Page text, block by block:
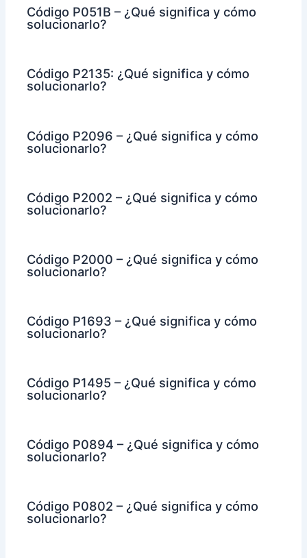
Código P051B – ¿Qué significa y cómo
solucionarlo?
Código P2135: ¿Qué significa y cómo
solucionarlo?
Código P2096 – ¿Qué significa y cómo
solucionarlo?
Código P2002 – ¿Qué significa y cómo
solucionarlo?
Código P2000 – ¿Qué significa y cómo
solucionarlo?
Código P1693 – ¿Qué significa y cómo
solucionarlo?
Código P1495 – ¿Qué significa y cómo
solucionarlo?
Código P0894 – ¿Qué significa y cómo
solucionarlo?
Código P0802 – ¿Qué significa y cómo
solucionarlo?